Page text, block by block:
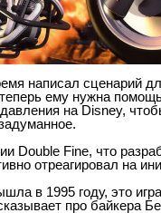
написал сценарий
ему нужна
на Disney,
Double Fine, что
отреагировал на
в 1995 году, это
про байкера